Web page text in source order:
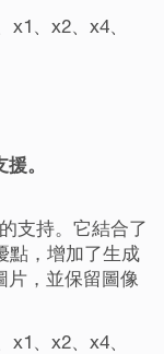
、x2、x4、
。
支持。它結合了
點，增加了生成
片，並保留圖像
、x2、x4、